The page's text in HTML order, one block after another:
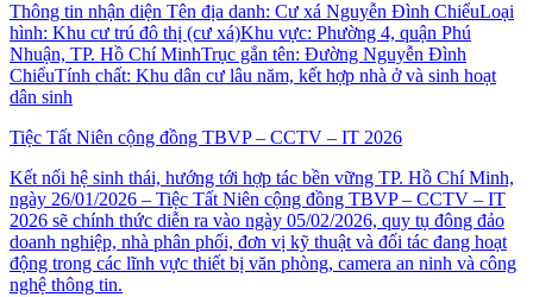
Thông tin nhận diện Tên địa danh: Cư xá Nguyễn Đình ChiểuLoại
hình: Khu cư trú đô thị (cư xá)Khu vực: Phường 4, quận Phú
Nhuận, TP. Hồ Chí MinhTrục gắn tên: Đường Nguyễn Đình
ChiểuTính chất: Khu dân cư lâu năm, kết hợp nhà ở và sinh hoạt
dân sinh
Tiệc Tất Niên cộng đồng TBVP – CCTV – IT 2026
Kết nối hệ sinh thái, hướng tới hợp tác bền vững TP. Hồ Chí Minh,
ngày 26/01/2026 – Tiệc Tất Niên cộng đồng TBVP – CCTV – IT
2026 sẽ chính thức diễn ra vào ngày 05/02/2026, quy tụ đông đảo
doanh nghiệp, nhà phân phối, đơn vị kỹ thuật và đối tác đang hoạt
động trong các lĩnh vực thiết bị văn phòng, camera an ninh và công
nghệ thông tin.